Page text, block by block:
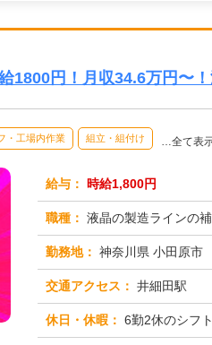
1800円！月収34.6万円〜
・工場内作業 組立・組付け …全て表
給与： 時給1,800円
職種： 液晶の製造ラインの
勤務地： 神奈川県 小田原市
交通アクセス： 井細田駅
休日・休暇： 6勤2休のシフ